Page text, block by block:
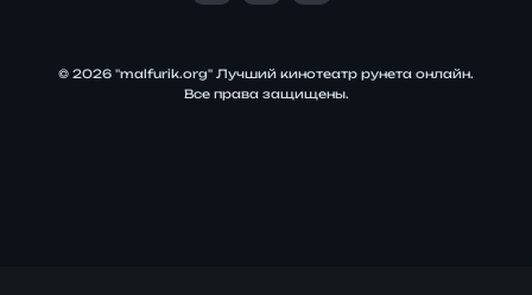
© 2026 "malfurik.org" Лучший кинотеатр рунета онлайн.
Все права защищены.